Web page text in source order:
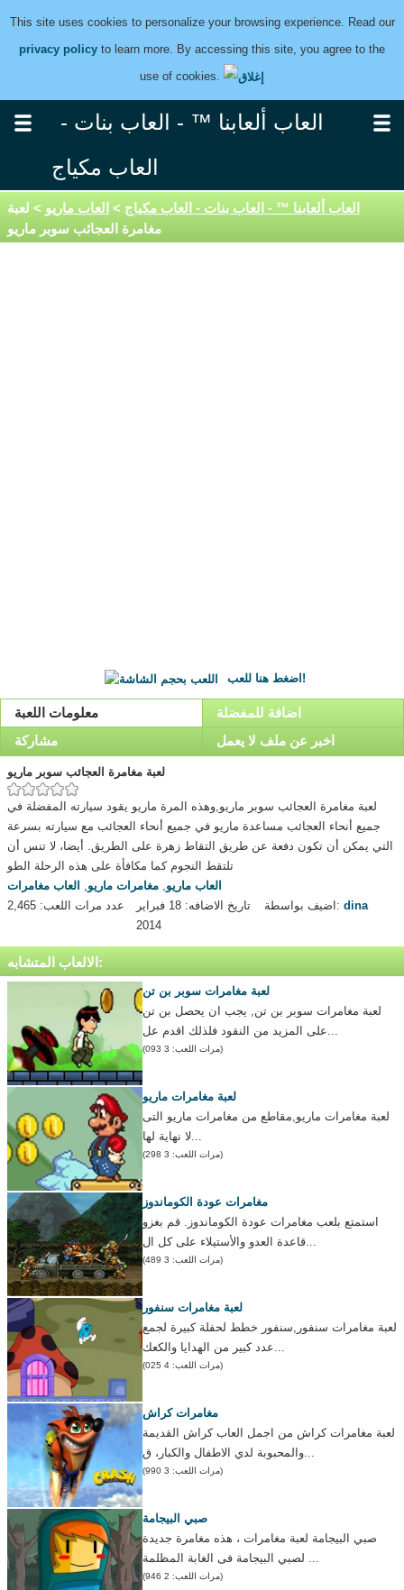
This site uses cookies to personalize your browsing experience. Read our
privacy policy to learn more. By accessing this site, you agree to the
use of cookies.
العاب ألعابنا ™ - العاب بنات -
العاب مكياج
العاب ألعابنا ™ - العاب بنات - العاب مكياج > العاب ماريو > لعبة
مغامرة العجائب سوبر ماريو
اضغط هنا للعب!
معلومات اللعبة
اضافة للمفضلة
مشاركة
اخبر عن ملف لا يعمل
لعبة مغامرة العجائب سوبر ماريو
لعبة مغامرة العجائب سوبر ماريو,وهذه المرة ماريو يقود سيارته المفضلة في
جميع أنحاء العجائب مساعدة ماريو في جميع أنحاء العجائب مع سيارته بسرعة
التي يمكن أن تكون دفعة عن طريق التقاط زهرة على الطريق. أيضا، لا تنس أن
تلتقط النجوم كما مكافأة على هذه الرحلة الطو
العاب ماريو, مغامرات ماريو, العاب مغامرات
عدد مرات اللعب: 2,465
تاريخ الاضافه: 18 فبراير
2014
اضيف بواسطة:dina
الالعاب المتشابه:
لعبة مغامرات سوبر بن تن
لعبة مغامرات سوبر بن تن, يجب ان يحصل بن تن
على المزيد من النقود فلذلك اقدم عل...
(مرات اللعب: 3 093)
لعبة مغامرات ماريو
لعبة مغامرات ماريو,مقاطع من مغامرات ماريو التى
لا نهاية لها...
(مرات اللعب: 3 298)
مغامرات عودة الكوماندوز
استمتع بلعب مغامرات عودة الكوماندوز. قم بغزو
قاعدة العدو والأستيلاء على كل ال...
(مرات اللعب: 3 489)
لعبة مغامرات سنفور
لعبة مغامرات سنفور,سنفور خطط لحفلة كبيرة لجمع
عدد كبير من الهدايا والكعك...
(مرات اللعب: 4 025)
مغامرات كراش
لعبة مغامرات كراش من اجمل العاب كراش القديمة
والمحبوبة لدي الاطفال والكبار، ق...
(مرات اللعب: 3 990)
صبي البيجامة
صبي البيجامة لعبة مغامرات ، هذه مغامرة جديدة
لصبي البيجامة فى الغابة المظلمة ...
(مرات اللعب: 2 946)